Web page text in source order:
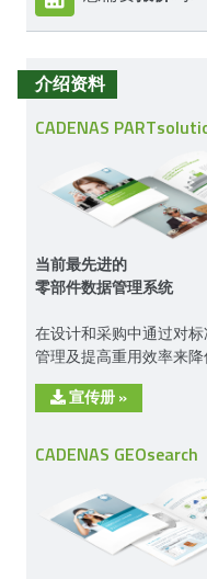
介绍资料
CADENAS
当前最先进的
零部件数据管理系统
在设计和采购中通过对
管理及提高重用效率来
宣传册 »
CADENAS GEOsearch